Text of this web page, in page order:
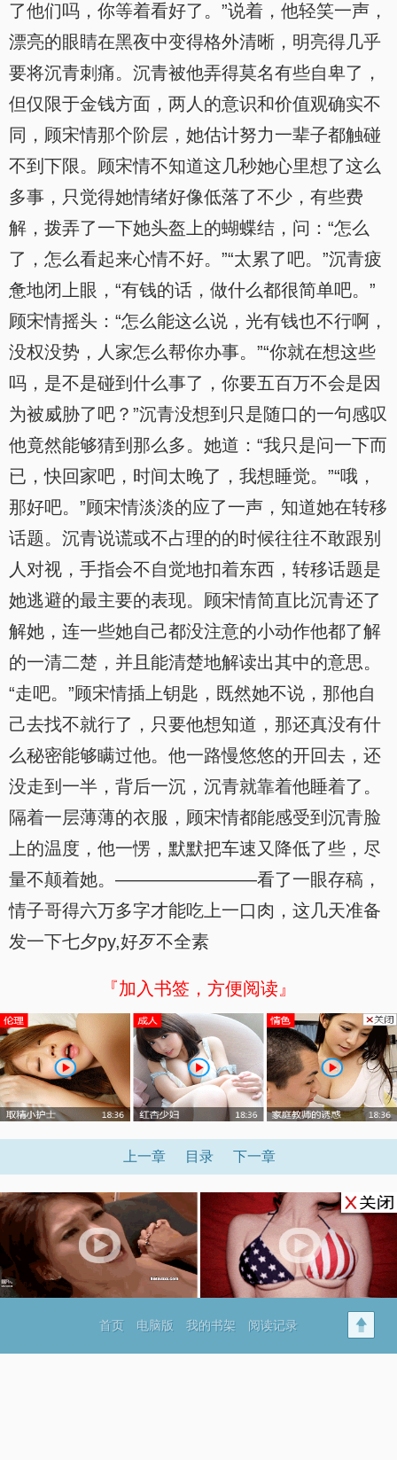
了他们吗，你等着看好了。”说着，他轻笑一声，
漂亮的眼睛在黑夜中变得格外清晰，明亮得几乎
要将沉青刺痛。沉青被他弄得莫名有些自卑了，
但仅限于金钱方面，两人的意识和价值观确实不
同，顾宋情那个阶层，她估计努力一辈子都触碰
不到下限。顾宋情不知道这几秒她心里想了这么
多事，只觉得她情绪好像低落了不少，有些费
解，拨弄了一下她头盔上的蝴蝶结，问：“怎么
了，怎么看起来心情不好。”“太累了吧。”沉青疲
惫地闭上眼，“有钱的话，做什么都很简单吧。”
顾宋情摇头：“怎么能这么说，光有钱也不行啊，
没权没势，人家怎么帮你办事。”“你就在想这些
吗，是不是碰到什么事了，你要五百万不会是因
为被威胁了吧？”沉青没想到只是随口的一句感叹
他竟然能够猜到那么多。她道：“我只是问一下而
已，快回家吧，时间太晚了，我想睡觉。”“哦，
那好吧。”顾宋情淡淡的应了一声，知道她在转移
话题。沉青说谎或不占理的的时候往往不敢跟别
人对视，手指会不自觉地扣着东西，转移话题是
她逃避的最主要的表现。顾宋情简直比沉青还了
解她，连一些她自己都没注意的小动作他都了解
的一清二楚，并且能清楚地解读出其中的意思。
“走吧。”顾宋情插上钥匙，既然她不说，那他自
己去找不就行了，只要他想知道，那还真没有什
么秘密能够瞒过他。他一路慢悠悠的开回去，还
没走到一半，背后一沉，沉青就靠着他睡着了。
隔着一层薄薄的衣服，顾宋情都能感受到沉青脸
上的温度，他一愣，默默把车速又降低了些，尽
量不颠着她。————————看了一眼存稿，
情子哥得六万多字才能吃上一口肉，这几天准备
发一下七夕py,好歹不全素
『加入书签，方便阅读』
上一章 目录 下一章
首页 电脑版 我的书架 阅读记录